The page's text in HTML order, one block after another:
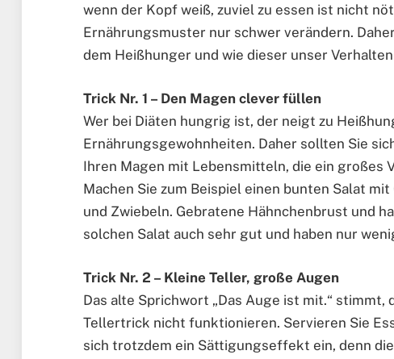
wenn der Kopf weiß, zuviel zu essen ist nicht
Ernährungsmuster nur schwer verändern.
dem Heißhunger und wie dieser unser
Trick Nr. 1 – Den Magen clever füllen
Wer bei Diäten hungrig ist, der neigt zu
Ernährungsgewohnheiten. Daher sollten Sie
Ihren Magen mit Lebensmitteln, die ein großes
Machen Sie zum Beispiel einen bunten Salat
und Zwiebeln. Gebratene Hähnchenbrust und
solchen Salat auch sehr gut und haben nur
Trick Nr. 2 – Kleine Teller, große Augen
Das alte Sprichwort „Das Auge ist mit.“
Tellertrick nicht funktionieren. Servieren Sie
sich trotzdem ein Sättigungseffekt ein, denn